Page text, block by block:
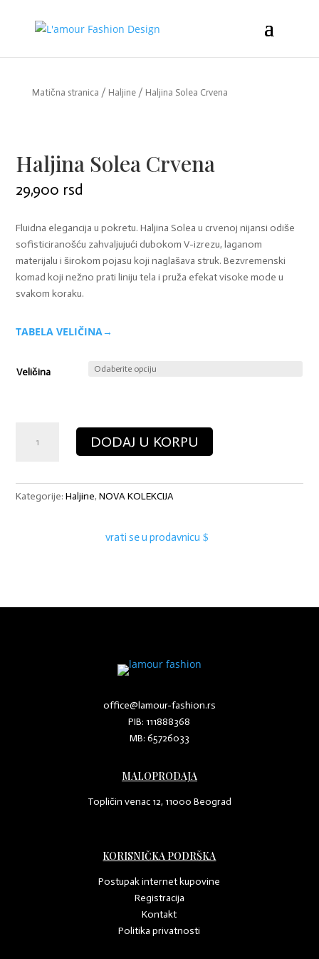
Matična stranica / Haljine/ Haljina Solea Crvena
Haljina Solea Crvena
29,900 rsd
Fluidna elegancija u pokretu. Haljina Solea u crvenoj nijansi odiše
sofisticiranošću zahvaljujući dubokom V-izrezu, laganom
materijalu i širokom pojasu koji naglašava struk. Bezvremenski
komad koji nežno prati liniju tela i pruža efekat visoke mode u
svakom koraku.
TABELA VELIČINA→
Veličina
Solea
DODAJ U KORPU
Kategorije:Haljine,NOVA KOLEKCIJA
vrati se u prodavnicu
office@lamour-fashion.rs
PIB: 111888368
MB: 65726033
MALOPRODAJA
Topličin venac 12, 11000 Beograd
KORISNIČKA PODRŠKA
Postupak internet kupovine
Registracija
Kontakt
Politika privatnosti